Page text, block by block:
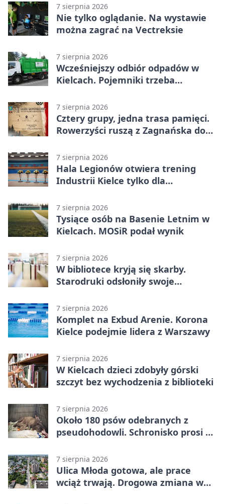
7 sierpnia 2026
Nie tylko oglądanie. Na wystawie
można zagrać na Vectreksie
7 sierpnia 2026
Wcześniejszy odbiór odpadów w
Kielcach. Pojemniki trzeba
7 sierpnia 2026
Cztery grupy, jedna trasa pamięci.
Rowerzyści ruszą z Zagnańska do
7 sierpnia 2026
Hala Legionów otwiera trening
Industrii Kielce tylko dla
7 sierpnia 2026
Tysiące osób na Basenie Letnim w
Kielcach. MOSiR podał wynik
7 sierpnia 2026
W bibliotece kryją się skarby.
Starodruki odsłoniły swoje
7 sierpnia 2026
Komplet na Exbud Arenie. Korona
Kielce podejmie lidera z Warszawy
7 sierpnia 2026
W Kielcach dzieci zdobyły górski
szczyt bez wychodzenia z biblioteki
7 sierpnia 2026
Około 180 psów odebranych z
pseudohodowli. Schronisko prosi o
7 sierpnia 2026
Ulica Młoda gotowa, ale prace
wciąż trwają. Drogowa zmiana w